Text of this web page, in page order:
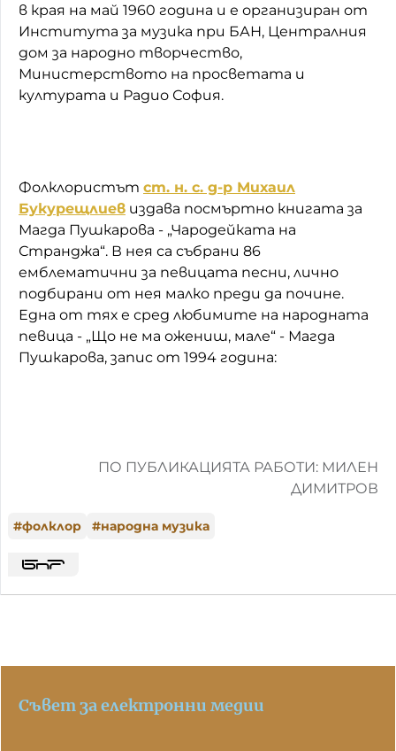
в края на май 1960 година и е организиран от
Института за музика при БАН, Централния
дом за народно творчество,
Министерството на просветата и
културата и Радио София.
Фолклористът ст. н. с. д-р Михаил
Букурещлиев издава посмъртно книгата за
Магда Пушкарова - „Чародейката на
Странджа“. В нея са събрани 86
емблематични за певицата песни, лично
подбирани от нея малко преди да почине.
Една от тях е сред любимите на народната
певица - „Що не ма ожениш, мале“ - Магда
Пушкарова, запис от 1994 година:
ПО ПУБЛИКАЦИЯТА РАБОТИ: МИЛЕН
ДИМИТРОВ
#фолклор #народна музика
Съвет за електронни медии